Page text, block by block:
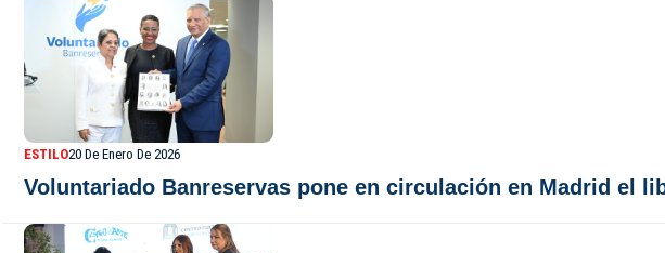
ESTILO20 De Enero De 2026
Voluntariado Banreservas pone en circulación en Madrid el